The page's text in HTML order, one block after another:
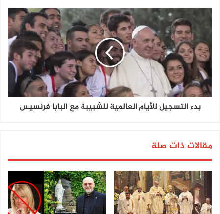
بدء التسجيل للأيام العالمية للشبيبة مع البابا فرنسيس
مقالات ذات صلة